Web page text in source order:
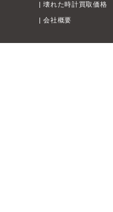
|壊れた時計買取価格
|会社概要